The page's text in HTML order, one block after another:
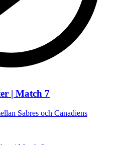
| Match 7
Sabres och Canadiens